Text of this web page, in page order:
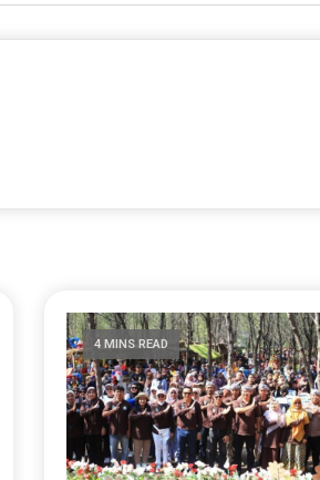
4 MINS READ